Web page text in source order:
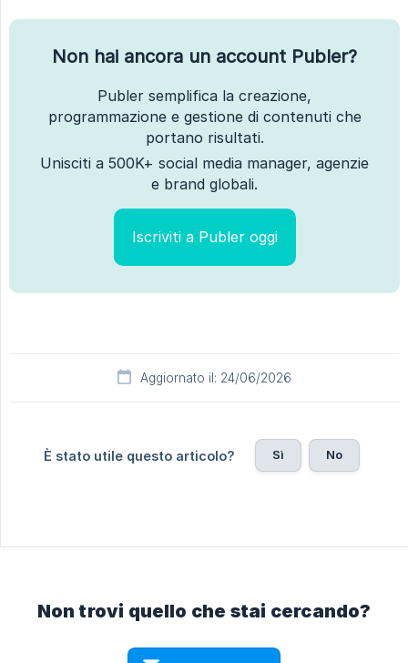
Non hai ancora un account Publer?
Publer semplifica la creazione,
programmazione e gestione di contenuti che
portano risultati.
Unisciti a 500K+ social media manager, agenzie
e brand globali.
Iscriviti a Publer oggi
Aggiornato il: 24/06/2026
È stato utile questo articolo? Sì No
Non trovi quello che stai cercando?